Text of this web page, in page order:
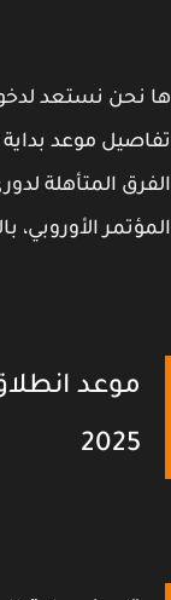
نحن نستعد
المتأهلة لدوري
الأوروبي،
2025